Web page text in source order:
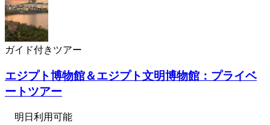
ガイド付きツアー
エジプト博物館＆エジプト文明博物館：プライベ
ートツアー
明日利用可能